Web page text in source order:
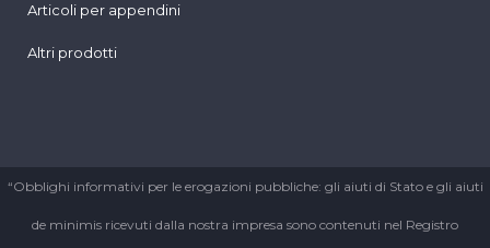
Articoli per appendini
Altri prodotti
“Obblighi informativi per le erogazioni pubbliche: gli aiuti di Stato e gli aiuti
de minimis ricevuti dalla nostra impresa sono contenuti nel Registro